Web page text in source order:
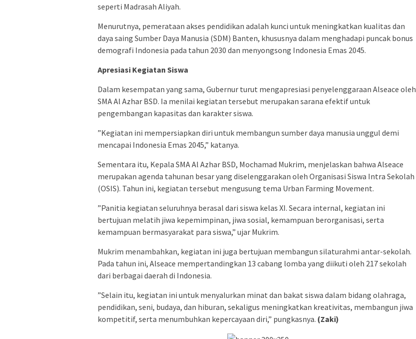
seperti Madrasah Aliyah.
​Menurutnya, pemerataan akses pendidikan adalah kunci untuk meningkatkan kualitas dan
daya saing Sumber Daya Manusia (SDM) Banten, khususnya dalam menghadapi puncak bonus
demografi Indonesia pada tahun 2030 dan menyongsong Indonesia Emas 2045.
Apresiasi Kegiatan Siswa
Dalam kesempatan yang sama, Gubernur turut mengapresiasi penyelenggaraan Alseace oleh
SMA Al Azhar BSD. Ia menilai kegiatan tersebut merupakan sarana efektif untuk
pengembangan kapasitas dan karakter siswa.
​”Kegiatan ini mempersiapkan diri untuk membangun sumber daya manusia unggul demi
mencapai Indonesia Emas 2045,” katanya.
​Sementara itu, Kepala SMA Al Azhar BSD, Mochamad Mukrim, menjelaskan bahwa Alseace
merupakan agenda tahunan besar yang diselenggarakan oleh Organisasi Siswa Intra Sekolah
(OSIS). Tahun ini, kegiatan tersebut mengusung tema Urban Farming Movement.
​”Panitia kegiatan seluruhnya berasal dari siswa kelas XI. Secara internal, kegiatan ini
bertujuan melatih jiwa kepemimpinan, jiwa sosial, kemampuan berorganisasi, serta
kemampuan bermasyarakat para siswa,” ujar Mukrim.
​Mukrim menambahkan, kegiatan ini juga bertujuan membangun silaturahmi antar-sekolah.
Pada tahun ini, Alseace mempertandingkan 13 cabang lomba yang diikuti oleh 217 sekolah
dari berbagai daerah di Indonesia.
​”Selain itu, kegiatan ini untuk menyalurkan minat dan bakat siswa dalam bidang olahraga,
pendidikan, seni, budaya, dan hiburan, sekaligus meningkatkan kreativitas, membangun jiwa
kompetitif, serta menumbuhkan kepercayaan diri,” pungkasnya. (Zaki)